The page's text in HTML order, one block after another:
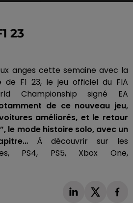
23
anges cette semaine avec la
F1 23, le jeu officiel du FIA
Championship signé EA
de ce nouveau jeu,
améliorés, et le retour
le mode histoire solo, avec un
À découvrir sur les
PS4, PS5, XboxOne,